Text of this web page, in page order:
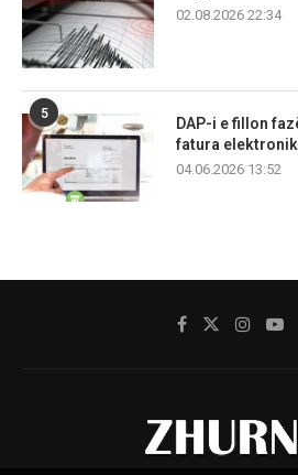
02.08.2026 22:34
5
DAP-i e fillon
fatura
04.06.2026 13:52